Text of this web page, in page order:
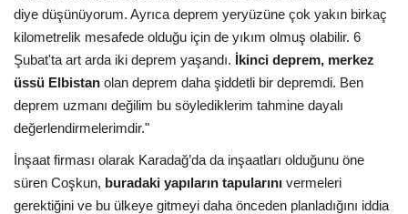
diye düşünüyorum. Ayrıca deprem yeryüzüne çok yakın birkaç
kilometrelik mesafede olduğu için de yıkım olmuş olabilir. 6
Şubat'ta art arda iki deprem yaşandı. İkinci deprem, merkez
üssü Elbistan olan deprem daha şiddetli bir depremdi. Ben
deprem uzmanı değilim bu söylediklerim tahmine dayalı
değerlendirmelerimdir."
İnşaat firması olarak Karadağ’da da inşaatları olduğunu öne
süren Coşkun, buradaki yapıların tapularını vermeleri
gerektiğini ve bu ülkeye gitmeyi daha önceden planladığını iddia